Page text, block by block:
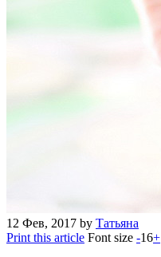
12 Фев, 2017 by Татьяна
Print this article Font size -16+